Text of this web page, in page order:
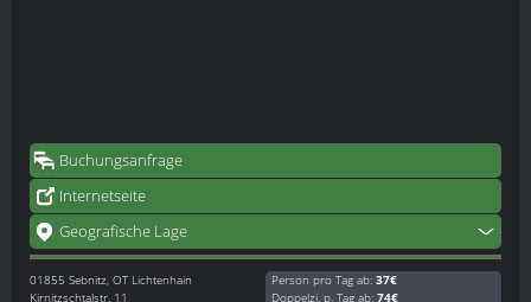
Buchungsanfrage
Internetseite
Geografische Lage
01855 Sebnitz, OT Lichtenhain
Kirnitzschtalstr. 11
Person pro Tag ab: 37€
Doppelzi. p. Tag ab: 74€